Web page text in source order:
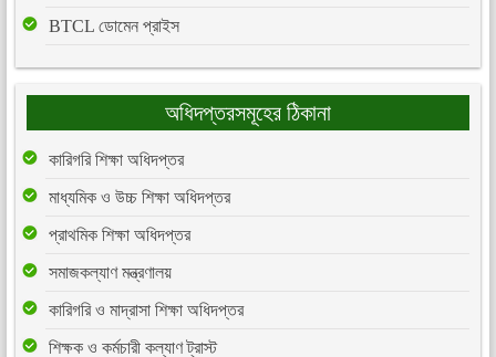
BTCL ডোমেন প্রাইস
অধিদপ্তরসমূহের ঠিকানা
কারিগরি শিক্ষা অধিদপ্তর
মাধ্যমিক ও উচ্চ শিক্ষা অধিদপ্তর
প্রাথমিক শিক্ষা অধিদপ্তর
সমাজকল্যাণ মন্ত্রণালয়
কারিগরি ও মাদ্রাসা শিক্ষা অধিদপ্তর
শিক্ষক ও কর্মচারী কল্যাণ ট্রাস্ট